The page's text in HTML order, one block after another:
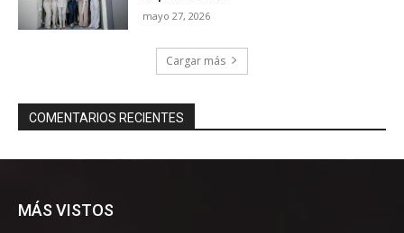
MÁS VISTOS